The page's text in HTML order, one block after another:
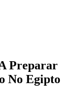
Preparar
No Egipto